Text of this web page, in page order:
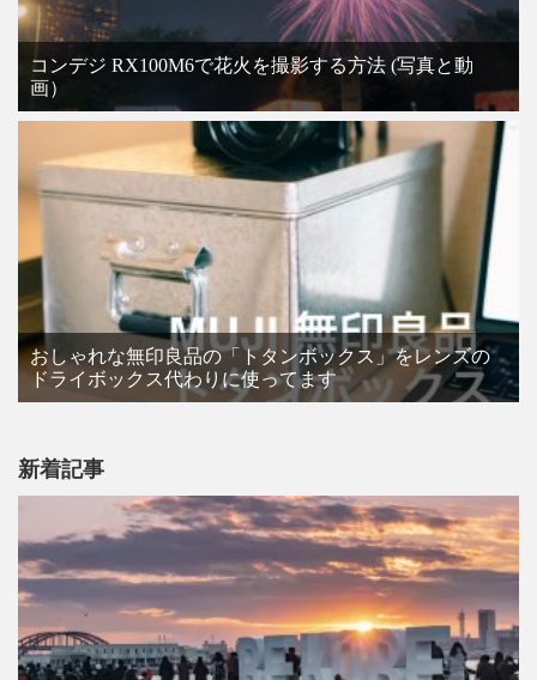
コンデジ RX100M6で花火を撮影する方法 (写真と動
画）
おしゃれな無印良品の「トタンボックス」をレンズの
ドライボックス代わりに使ってます
新着記事